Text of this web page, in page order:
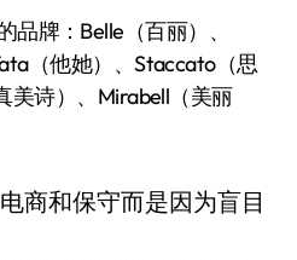
牌：Belle（百丽）、
（他她）、Staccato（思
美诗）、Mirabell（美丽